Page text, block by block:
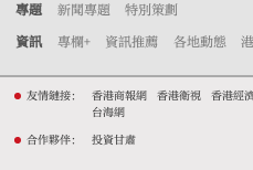
專題 新聞專題 特別策劃
資訊 專欄+ 資訊推薦 各地動態
友情鏈接： 香港商報網 香港衛視 香港經
台海網
合作夥伴： 投資甘肅